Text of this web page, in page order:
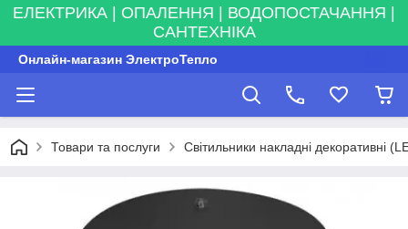
ЕЛЕКТРИКА | ОПАЛЕННЯ | ВОДОПОСТАЧАННЯ |
САНТЕХНІКА
Онлайн-магазин ЭлектроТепло
Товари та послуги Світильники накладні декоративні